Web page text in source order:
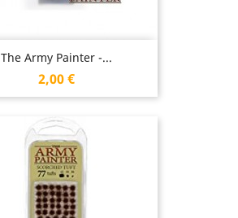
The Army Painter -...
Prix
2,00 €